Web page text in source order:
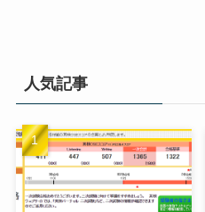
人気記事